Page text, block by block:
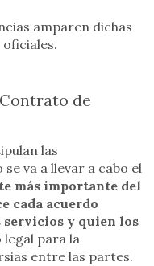
amparen dichas
de
las
va a llevar a cabo el
más importante del
cada acuerdo
servicios y quien los
para la
entre las partes.